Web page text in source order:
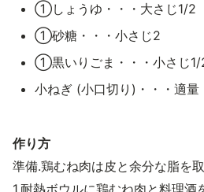
①しょうゆ・・・大さじ1/2
①砂糖・・・小さじ2
①黒いりごま・・・小さじ1/
小ねぎ (小口切り)・・・適量
作り方
準備.鶏むね肉は皮と余分な脂を
1.耐熱ボウルに鶏むね肉と料理酒